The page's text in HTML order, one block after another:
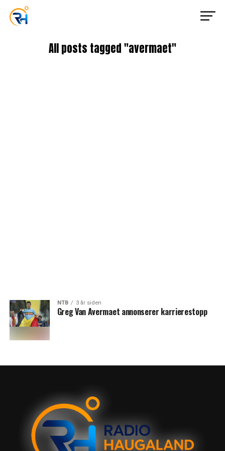
All posts tagged "avermaet"
NTB 3 år siden
Greg Van Avermaet annonserer karrierestopp